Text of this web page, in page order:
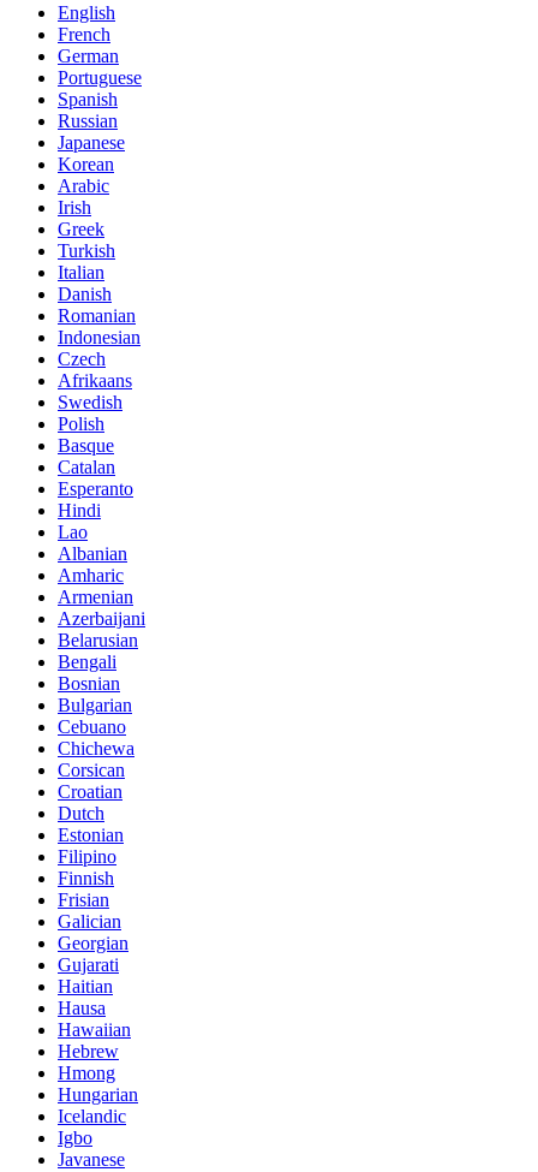
English
French
German
Portuguese
Spanish
Russian
Japanese
Korean
Arabic
Irish
Greek
Turkish
Italian
Danish
Romanian
Indonesian
Czech
Afrikaans
Swedish
Polish
Basque
Catalan
Esperanto
Hindi
Lao
Albanian
Amharic
Armenian
Azerbaijani
Belarusian
Bengali
Bosnian
Bulgarian
Cebuano
Chichewa
Corsican
Croatian
Dutch
Estonian
Filipino
Finnish
Frisian
Galician
Georgian
Gujarati
Haitian
Hausa
Hawaiian
Hebrew
Hmong
Hungarian
Icelandic
Igbo
Javanese